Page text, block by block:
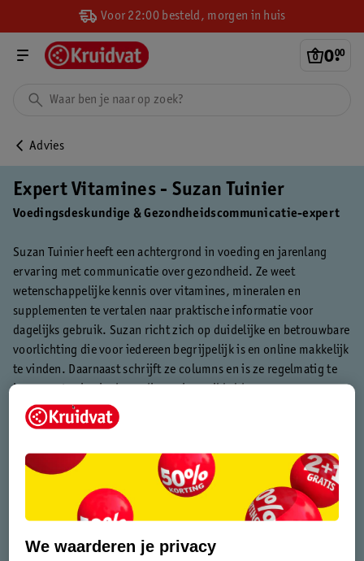
Voor 22:00 besteld, morgen in huis
0.
00
Advies
Expert Vitamines - Suzan Tuinier
Voedingsdeskundige & Gezondheidscommunicatie-expert
Suzan Tuinier heeft een achtergrond in voeding en jarenlang
ervaring met communicatie over gezondheid. Ze weet
wetenschappelijke kennis over vitamines, mineralen en
supplementen te vertalen naar praktische informatie voor
dagelijks gebruik. Suzan richt zich op duidelijke en betrouwbare
voorlichting die voor iedereen begrijpelijk is en online makkelijk
te vinden. Daarnaast schrijft ze columns en is ze regelmatig te
horen en te zien in de media om ingewikkelde
gezondheidsinformatie helder uit te leggen.
persoonlijke aanbevelingen van de expert.
We waarderen je privacy